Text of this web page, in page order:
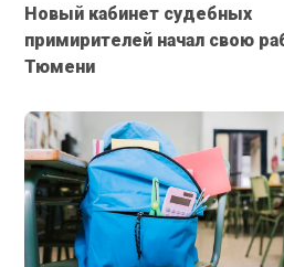
Новый кабинет судебных
примирителей начал свою
Тюмени